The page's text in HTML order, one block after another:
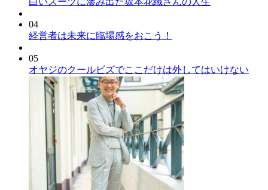
04
経営者は未来に臨場感をおこう！
05
オヤジのクールビズでここだけは外してはいけない